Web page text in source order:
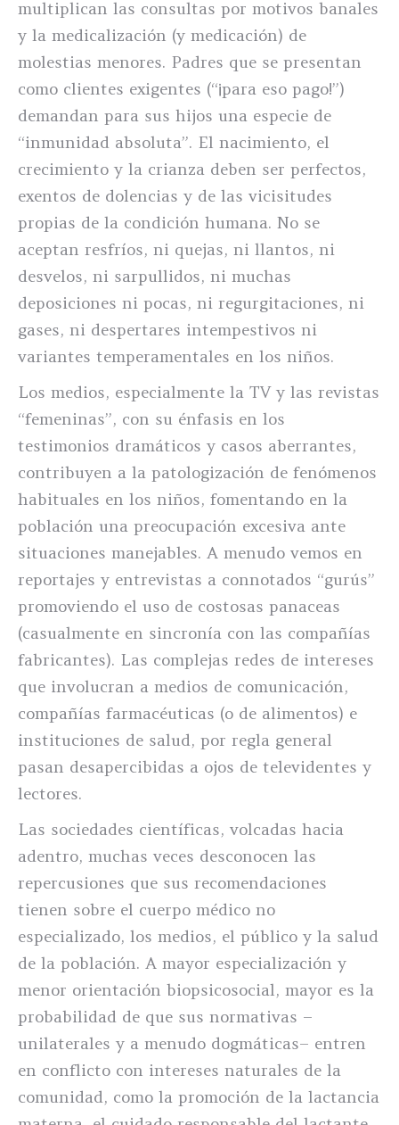
multiplican las consultas por motivos banales
y la medicalización (y medicación) de
molestias menores. Padres que se presentan
como clientes exigentes (“¡para eso pago!”)
demandan para sus hijos una especie de
“inmunidad absoluta”. El nacimiento, el
crecimiento y la crianza deben ser perfectos,
exentos de dolencias y de las vicisitudes
propias de la condición humana. No se
aceptan resfríos, ni quejas, ni llantos, ni
desvelos, ni sarpullidos, ni muchas
deposiciones ni pocas, ni regurgitaciones, ni
gases, ni despertares intempestivos ni
variantes temperamentales en los niños.
Los medios, especialmente la TV y las revistas
“femeninas”, con su énfasis en los
testimonios dramáticos y casos aberrantes,
contribuyen a la patologización de fenómenos
habituales en los niños, fomentando en la
población una preocupación excesiva ante
situaciones manejables. A menudo vemos en
reportajes y entrevistas a connotados “gurús”
promoviendo el uso de costosas panaceas
(casualmente en sincronía con las compañías
fabricantes). Las complejas redes de intereses
que involucran a medios de comunicación,
compañías farmacéuticas (o de alimentos) e
instituciones de salud, por regla general
pasan desapercibidas a ojos de televidentes y
lectores.
Las sociedades científicas, volcadas hacia
adentro, muchas veces desconocen las
repercusiones que sus recomendaciones
tienen sobre el cuerpo médico no
especializado, los medios, el público y la salud
de la población. A mayor especialización y
menor orientación biopsicosocial, mayor es la
probabilidad de que sus normativas –
unilaterales y a menudo dogmáticas– entren
en conflicto con intereses naturales de la
comunidad, como la promoción de la lactancia